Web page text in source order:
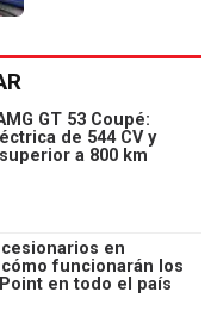
GT 53 Coupé:
de 544 CV y
a 800 km
en
funcionarán los
en todo el país